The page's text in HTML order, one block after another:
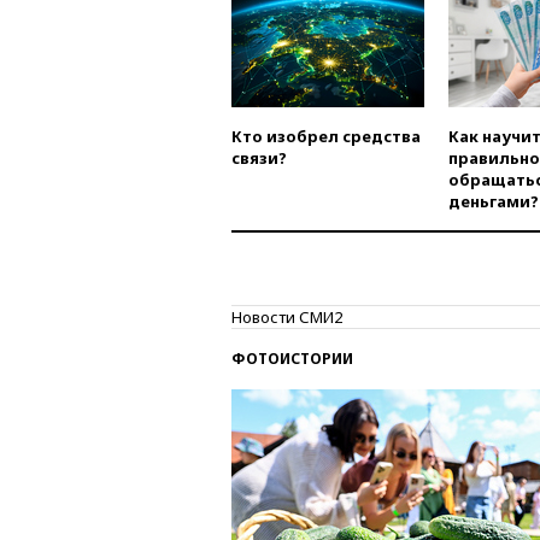
Кто изобрел средства
связи?
Как
правильно
деньгами?
Новости СМИ2
ФОТОИСТОРИИ